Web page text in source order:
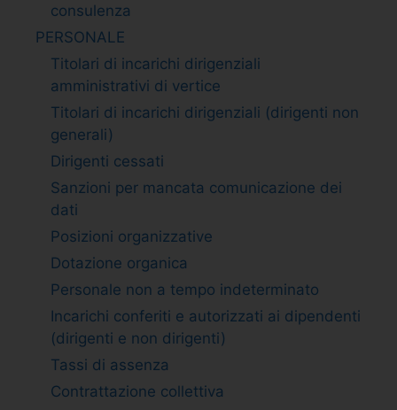
consulenza
PERSONALE
Titolari di incarichi dirigenziali
amministrativi di vertice
Titolari di incarichi dirigenziali (dirigenti non
generali)
Dirigenti cessati
Sanzioni per mancata comunicazione dei
dati
Posizioni organizzative
Dotazione organica
Personale non a tempo indeterminato
Incarichi conferiti e autorizzati ai dipendenti
(dirigenti e non dirigenti)
Tassi di assenza
Contrattazione collettiva